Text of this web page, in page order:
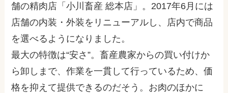
舗の精肉店「小川畜産 総本店」。2017年6月には
店舗の内装・外装をリニューアルし、店内で商品
を選べるようになりました。
最大の特徴は“安さ”。畜産農家からの買い付けか
ら卸しまで、作業を一貫して行っているため、価
格を抑えて提供できるのだそう。お肉のほかに